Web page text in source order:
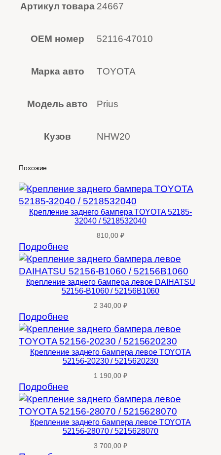
Артикул товара 24667
OEM номер 52116-47010
Марка авто TOYOTA
Модель авто Prius
Кузов NHW20
Похожие
Крепление заднего бампера TOYOTA 52185-
32040 / 5218532040
810,00 ₽
Подробнее
Крепление заднего бампера левое DAIHATSU
52156-B1060 / 52156B1060
2 340,00 ₽
Подробнее
Крепление заднего бампера левое TOYOTA
52156-20230 / 5215620230
1 190,00 ₽
Подробнее
Крепление заднего бампера левое TOYOTA
52156-28070 / 5215628070
3 700,00 ₽